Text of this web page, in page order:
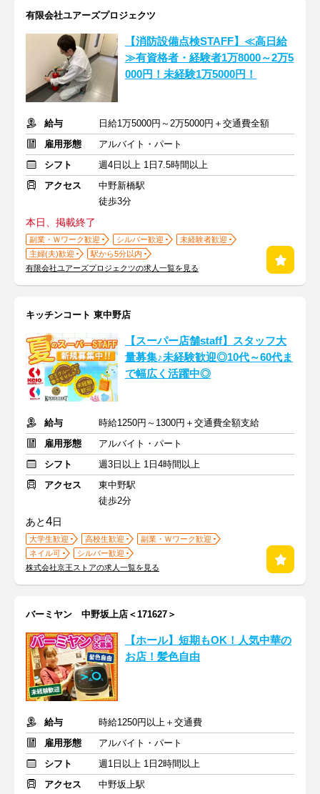
有限会社ユアーズプロジェクツ
【消防設備点検STAFF】≪高日給
≫有資格者・経験者1万8000～2万5
000円！未経験1万5000円！
給与
日給1万5000円～2万5000円＋交通費全額
雇用形態
アルバイト・パート
シフト
週4日以上 1日7.5時間以上
アクセス
中野新橋駅
徒歩3分
本日、掲載終了
副業・Ｗワーク歓迎 シルバー歓迎
未経験者歓迎
主婦(夫)歓迎
駅から5分以内
有限会社ユアーズプロジェクツの求人一覧を見る
キッチンコート 東中野店
【スーパー店舗staff】スタッフ大
量募集♪未経験歓迎◎10代～60代ま
で幅広く活躍中◎
給与
時給1250円～1300円＋交通費全額支給
雇用形態
アルバイト・パート
シフト
週3日以上 1日4時間以上
アクセス
東中野駅
徒歩2分
あと4日
大学生歓迎 高校生歓迎
副業・Ｗワーク歓迎
ネイル可
シルバー歓迎
株式会社京王ストアの求人一覧を見る
バーミヤン 中野坂上店＜171627＞
【ホール】短期もOK！人気中華の
お店！髪色自由
給与
時給1250円以上＋交通費
雇用形態
アルバイト・パート
シフト
週1日以上 1日2時間以上
アクセス
中野坂上駅